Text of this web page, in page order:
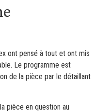
ont pensé à tout et ont mis
Le programme est
de la pièce par le détaillant
pièce en question au